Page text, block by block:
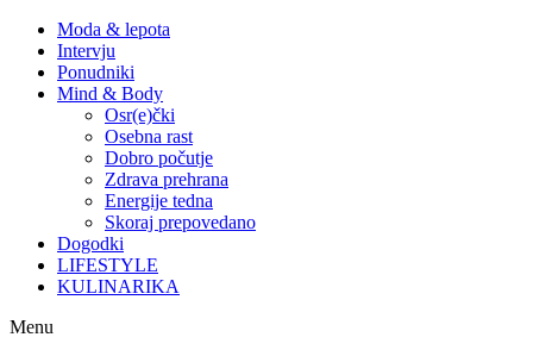
Moda & lepota
Intervju
Ponudniki
Mind & Body
Osr(e)čki
Osebna rast
Dobro počutje
Zdrava prehrana
Energije tedna
Skoraj prepovedano
Dogodki
LIFESTYLE
KULINARIKA
Menu